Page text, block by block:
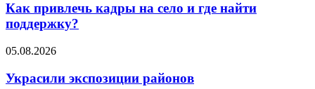
Как привлечь кадры на село и где найти
поддержку?
05.08.2026
Украсили экспозиции районов